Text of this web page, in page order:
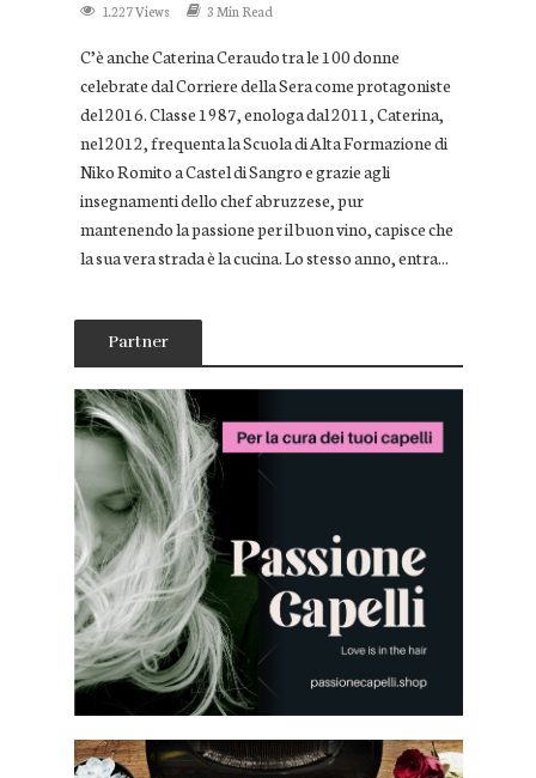
1.227 Views 3 Min Read
C’è anche Caterina Ceraudo tra le 100 donne
celebrate dal Corriere della Sera come protagoniste
del 2016. Classe 1987, enologa dal 2011, Caterina,
nel 2012, frequenta la Scuola di Alta Formazione di
Niko Romito a Castel di Sangro e grazie agli
insegnamenti dello chef abruzzese, pur
mantenendo la passione per il buon vino, capisce che
la sua vera strada è la cucina. Lo stesso anno, entra...
Partner